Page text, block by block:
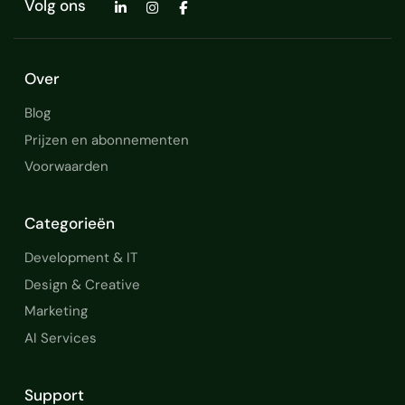
Volg ons
Over
Blog
Prijzen en abonnementen
Voorwaarden
Categorieën
Development & IT
Design & Creative
Marketing
AI Services
Support